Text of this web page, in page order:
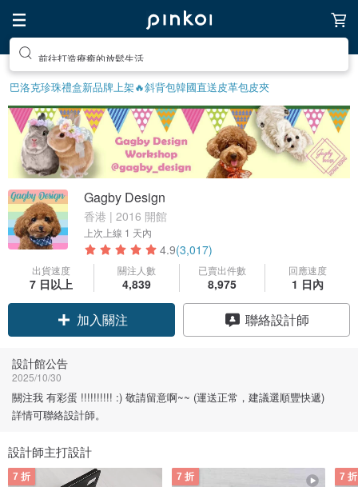
前往打造療癒的放鬆生活
巴洛克珍珠禮盒新品牌上架🔥斜背包韓國直送皮革包皮夾
Gagby Design
香港 | 2016 開館
上次上線 1 天內
4.9(3,017)
出貨速度
7 日以上
關注人數
4,839
已賣出件數
8,975
回應速度
1 日內
領優惠券
聯絡設計師
設計館公告
2025/10/30
關注我 有彩蛋 !!!!!!!!!! :) 敬請留意啊~~ (運送正常，建議選順豐快遞)
詳情可聯絡設計師。
設計師主打設計
7 折 7 折 7 折